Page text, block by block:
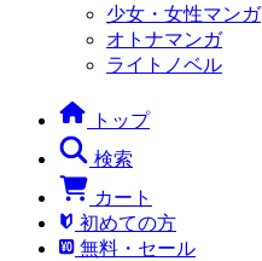
少女・女性マンガ
オトナマンガ
ライトノベル
トップ
検索
カート
初めての方
無料・セール